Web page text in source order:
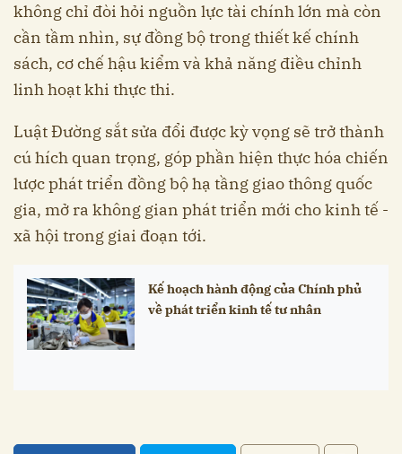
không chỉ đòi hỏi nguồn lực tài chính lớn mà còn
cần tầm nhìn, sự đồng bộ trong thiết kế chính
sách, cơ chế hậu kiểm và khả năng điều chỉnh
linh hoạt khi thực thi.
Luật Đường sắt sửa đổi được kỳ vọng sẽ trở thành
cú hích quan trọng, góp phần hiện thực hóa chiến
lược phát triển đồng bộ hạ tầng giao thông quốc
gia, mở ra không gian phát triển mới cho kinh tế -
xã hội trong giai đoạn tới.
Kế hoạch hành động của Chính phủ
về phát triển kinh tế tư nhân